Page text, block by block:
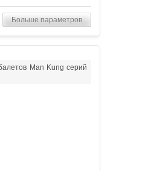
Больше параметров
Man Kung серий